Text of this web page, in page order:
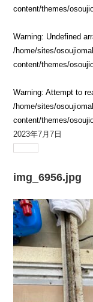
content/themes/
Warning: Undefined
/home/sites/
content/themes/
Warning: Attempt to
/home/sites/
content/themes/
2023年7月7日
img_6956.jpg